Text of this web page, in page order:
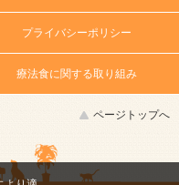
プライバシーポリシー
療法食に関する取り組み
ページトップへ